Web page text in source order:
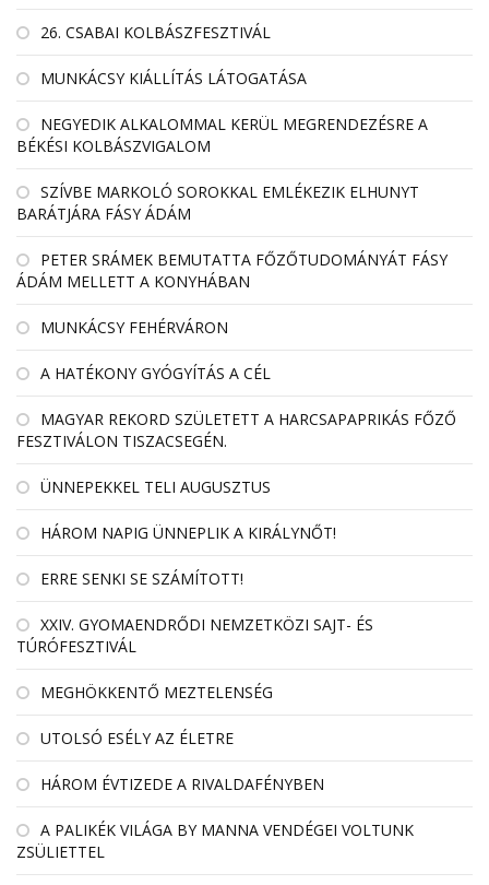
26. CSABAI KOLBÁSZFESZTIVÁL
MUNKÁCSY KIÁLLÍTÁS LÁTOGATÁSA
NEGYEDIK ALKALOMMAL KERÜL MEGRENDEZÉSRE A
BÉKÉSI KOLBÁSZVIGALOM
SZÍVBE MARKOLÓ SOROKKAL EMLÉKEZIK ELHUNYT
BARÁTJÁRA FÁSY ÁDÁM
PETER SRÁMEK BEMUTATTA FŐZŐTUDOMÁNYÁT FÁSY
ÁDÁM MELLETT A KONYHÁBAN
MUNKÁCSY FEHÉRVÁRON
A HATÉKONY GYÓGYÍTÁS A CÉL
MAGYAR REKORD SZÜLETETT A HARCSAPAPRIKÁS FŐZŐ
FESZTIVÁLON TISZACSEGÉN.
ÜNNEPEKKEL TELI AUGUSZTUS
HÁROM NAPIG ÜNNEPLIK A KIRÁLYNŐT!
ERRE SENKI SE SZÁMÍTOTT!
XXIV. GYOMAENDRŐDI NEMZETKÖZI SAJT- ÉS
TÚRÓFESZTIVÁL
MEGHÖKKENTŐ MEZTELENSÉG
UTOLSÓ ESÉLY AZ ÉLETRE
HÁROM ÉVTIZEDE A RIVALDAFÉNYBEN
A PALIKÉK VILÁGA BY MANNA VENDÉGEI VOLTUNK
ZSÜLIETTEL